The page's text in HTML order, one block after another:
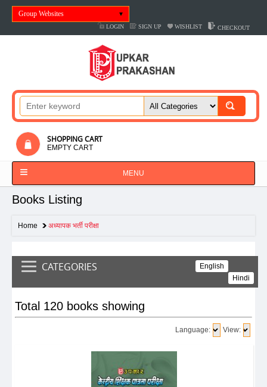
Group Websites
LOGIN SIGN UP WISHLIST CHECKOUT
SHOPPING CART
EMPTY CART
MENU
Books Listing
Home अध्यापक भर्ती परीक्षा
CATEGORIES
English
Hindi
Total 120 books showing
Language: View: